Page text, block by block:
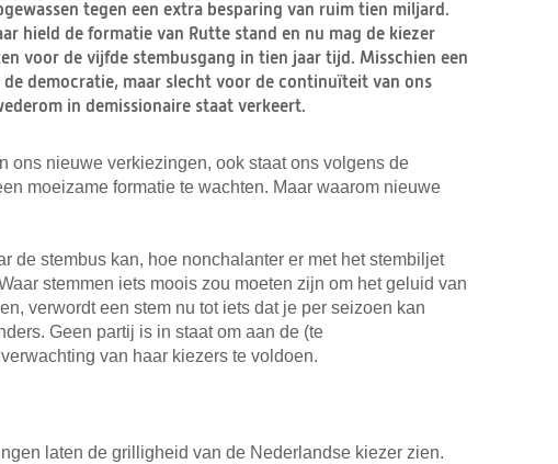
tegen een extra besparing van ruim tien miljard.
hield de formatie van Rutte stand en nu mag de kiezer
voor de vijfde stembusgang in tien jaar tijd. Misschien een
democratie, maar slecht voor de continuïteit van ons
in demissionaire staat verkeert.
ons nieuwe verkiezingen, ook staat ons volgens de
moeizame formatie te wachten. Maar waarom nieuwe
de stembus kan, hoe nonchalanter er met het stembiljet
stemmen iets moois zou moeten zijn om het geluid van
verwordt een stem nu tot iets dat je per seizoen kan
Geen partij is in staat om aan de (te
van haar kiezers te voldoen.
laten de grilligheid van de Nederlandse kiezer zien.